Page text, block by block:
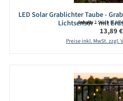
LED Solar Grablichter Taube -
Lichtsensor - mit
Inhalt:2 Stück(6,95
13,89 €
Preise inkl. MwSt. zzgl.